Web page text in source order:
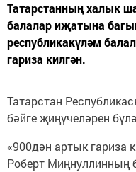
Татарстанның халык
балалар иҗатына
республикакүләм
гариза килгән.
Татарстан
бәйге җиңүчеләрен
«900дән артык гариза
Роберт Миңнуллинның